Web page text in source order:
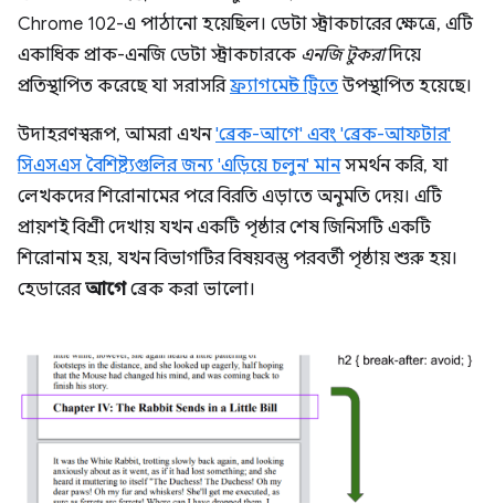
Chrome 102-এ পাঠানো হয়েছিল। ডেটা স্ট্রাকচারের ক্ষেত্রে, এটি
একাধিক প্রাক-এনজি ডেটা স্ট্রাকচারকে এনজি টুকরাদিয়ে
প্রতিস্থাপিত করেছে যা সরাসরিফ্র্যাগমেন্ট ট্রিতেউপস্থাপিত হয়েছে।
উদাহরণস্বরূপ, আমরা এখন'ব্রেক-আগে' এবং 'ব্রেক-আফটার'
সিএসএস বৈশিষ্ট্যগুলির জন্য 'এড়িয়ে চলুন' মানসমর্থন করি, যা
লেখকদের শিরোনামের পরে বিরতি এড়াতে অনুমতি দেয়। এটি
প্রায়শই বিশ্রী দেখায় যখন একটি পৃষ্ঠার শেষ জিনিসটি একটি
শিরোনাম হয়, যখন বিভাগটির বিষয়বস্তু পরবর্তী পৃষ্ঠায় শুরু হয়।
হেডারেরআগেব্রেক করা ভালো।